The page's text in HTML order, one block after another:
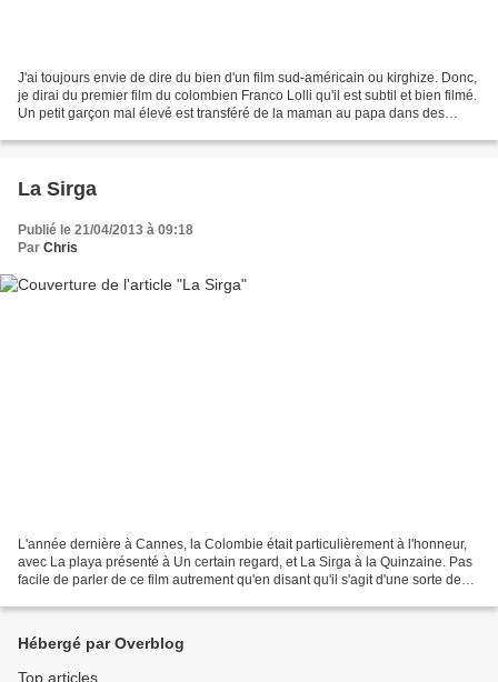
J'ai toujours envie de dire du bien d'un film sud-américain ou kirghize. Donc,
je dirai du premier film du colombien Franco Lolli qu'il est subtil et bien filmé.
Un petit garçon mal élevé est transféré de la maman au papa dans des
La Sirga
Publié le 21/04/2013 à 09:18
Par Chris
L'année dernière à Cannes, la Colombie était particulièrement à l'honneur,
avec La playa présenté à Un certain regard, et La Sirga à la Quinzaine. Pas
facile de parler de ce film autrement qu'en disant qu'il s'agit d'une sorte de
Hébergé par Overblog
Top articles